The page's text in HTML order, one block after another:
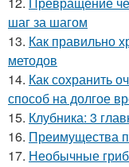
шаг за шагом
13. Как правильно
методов
14. Как сохранить
способ на долгое
15. Клубника: 3
16. Преимущества
17. Необычные